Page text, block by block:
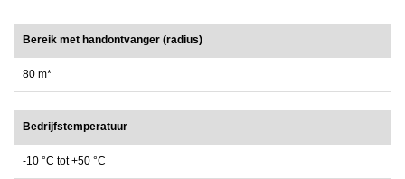
Bereik met handontvanger (radius)
80 m*
Bedrijfstemperatuur
-10 °C tot +50 °C